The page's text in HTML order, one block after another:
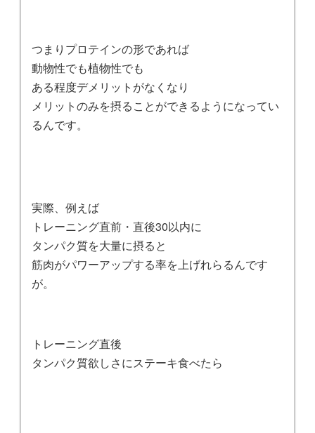
つまりプロテインの形であれば
動物性でも植物性でも
ある程度デメリットがなくなり
メリットのみを摂ることができるようになってい
るんです。
実際、例えば
トレーニング直前・直後30以内に
タンパク質を大量に摂ると
筋肉がパワーアップする率を上げれらるんです
が。
トレーニング直後
タンパク質欲しさにステーキ食べたら